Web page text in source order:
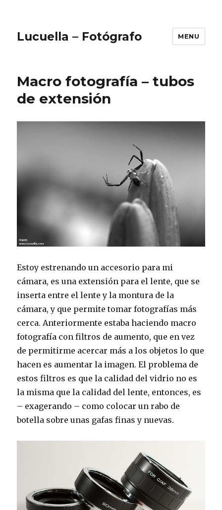
Lucuella – Fotógrafo MENU
Macro fotografía – tubos
de extensión
Estoy estrenando un accesorio para mi
cámara, es una extensión para el lente, que se
inserta entre el lente y la montura de la
cámara, y que permite tomar fotografías más
cerca. Anteriormente estaba haciendo macro
fotografía con filtros de aumento, que en vez
de permitirme acercar más a los objetos lo que
hacen es aumentar la imagen. El problema de
estos filtros es que la calidad del vidrio no es
la misma que la calidad del lente, entonces, es
– exagerando – como colocar un rabo de
botella sobre unas gafas finas y nuevas.